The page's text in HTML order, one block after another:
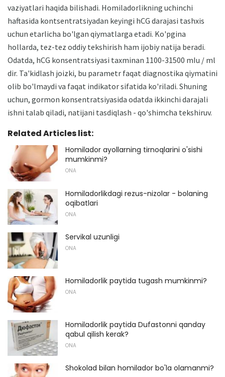
vaziyatlari haqida bilishadi. Homiladorlikning uchinchi
haftasida kontsentratsiyadan keyingi hCG darajasi tashxis
uchun etarlicha bo'lgan qiymatlarga etadi. Ko'pgina
hollarda, tez-tez oddiy tekshirish ham ijobiy natija beradi.
Odatda, hCG konsentratsiyasi taxminan 1100-31500 mIu / ml
dir. Ta'kidlash joizki, bu parametr faqat diagnostika qiymatini
olib bo'lmaydi va faqat indikator sifatida ko'riladi. Shuning
uchun, gormon konsentratsiyasida odatda ikkinchi darajali
ishni talab qiladi, natijani tasdiqlash - qo'shimcha tekshiruv.
Related Articles list:
Homilador ayollarning tirnoqlarini o'sishi
mumkinmi?
ONA
Homiladorlikdagi rezus-nizolar - bolaning
oqibatlari
ONA
Servikal uzunligi
ONA
Homiladorlik paytida tugash mumkinmi?
ONA
Homiladorlik paytida Dufastonni qanday
qabul qilish kerak?
ONA
Shokolad bilan homilador bo'la olamanmi?